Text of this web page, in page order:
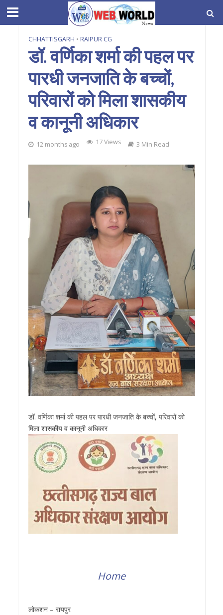
CHHATTISGARH • RAIPUR CG
डॉ. वर्णिका शर्मा की पहल पर
पारधी जनजाति के बच्चों,
परिवारों को मिला शासकीय
व कानूनी अधिकार
12 months ago 17 Views 3 Min Read
डॉ. वर्णिका शर्मा की पहल पर पारधी जनजाति के बच्चों, परिवारों को
मिला शासकीय व कानूनी अधिकार
Home
लोकशन – रायपुर